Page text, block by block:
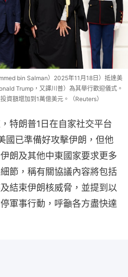
bin Salman）2025年11月18日）抵達美
Trump，又譯川普）為其舉行歡迎儀式。
資額增加到1萬億美元。（Reuters）
特朗普1日在自家社交平台
國已準備好攻擊伊朗，但他
朗及其他中東國家要求更多
節，稱有關協議內容將包括
結束伊朗核威脅，並提到以
軍事行動，呼籲各方盡快達